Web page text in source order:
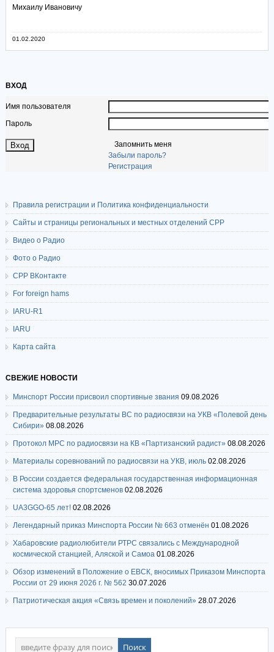
Михаилу Ивановичу
01.02.2020
ВХОД
Имя пользователя
Пароль
Запомнить меня
Забыли пароль?
Регистрация
Правила регистрации и Политика конфиденциальности
Сайты и страницы региональных и местных отделений СРР
Видео о Радио
Фото о Радио
СРР ВКонтакте
For foreign hams
IARU-R1
IARU
Карта сайта
СВЕЖИЕ НОВОСТИ
Минспорт России присвоил спортивные звания 09.08.2026
Предварительные результаты ВС по радиосвязи на УКВ «Полевой день
Сибири» 08.08.2026
Протокол МРС по радиосвязи на КВ «Партизанский радист» 08.08.2026
Материалы соревнований по радиосвязи на УКВ, июль 02.08.2026
В России создается федеральная государственная информационная
система здоровья спортсменов 02.08.2026
UA3GGO-65 лет! 02.08.2026
Легендарный приказ Минспорта России № 663 отменён 01.08.2026
Хабаровские радиолюбители РТРС связались с Международной
космической станцией, Аляской и Самоа 01.08.2026
Обзор изменений в Положение о ЕВСК, вносимых Приказом Минспорта
России от 29 июня 2026 г. № 562 30.07.2026
Патриотическая акция «Связь времен и поколений» 28.07.2026